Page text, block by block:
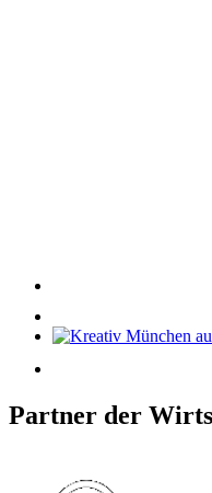
Partner der